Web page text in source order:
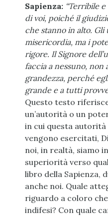
Sapienza: “Terribile
di voi, poiché il
che stanno in alto.
misericordia, ma i
rigore. Il Signore
faccia a nessuno,
grandezza, perché
grande e a tutti
Questo testo
un’autorità o un
in cui questa
vengono esercitati,
noi, in realtà, siamo
superiorità verso
libro della Sapienza,
anche noi. Quale
riguardo a coloro
indifesi? Con quale